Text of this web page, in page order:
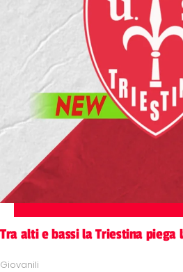
Tra alti e bassi la Triestina piega
Giovanili